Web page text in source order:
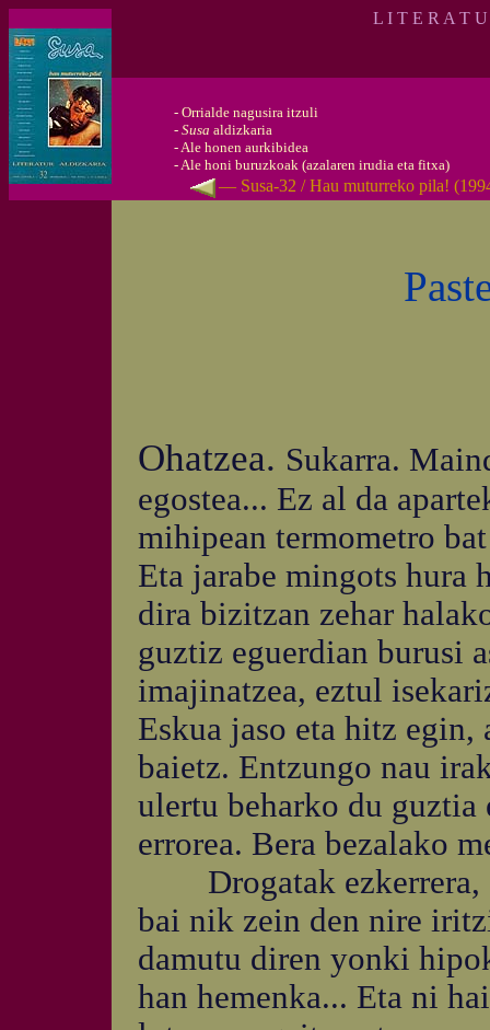
L I T E R A T
- Orrialde nagusira itzuli
- Susa aldizkaria
-Ale honen aurkibidea
-Ale honi buruzkoak (azalaren irudia eta fitxa)
— Susa-32 / Hau muturreko pila!
Ohatzea. Sukarra.
egostea... Ez al da
mihipean termometro
Eta jarabe mingots hura
dira bizitzan zehar
guztiz eguerdian burusi
imajinatzea, eztul
Eskua jaso eta hitz egin,
baietz. Entzungo nau
ulertu beharko du
errorea. Bera bezalako
Drogatak ezkerrera,
bai nik zein den nire
damutu diren yonki
han hemenka... Eta ni